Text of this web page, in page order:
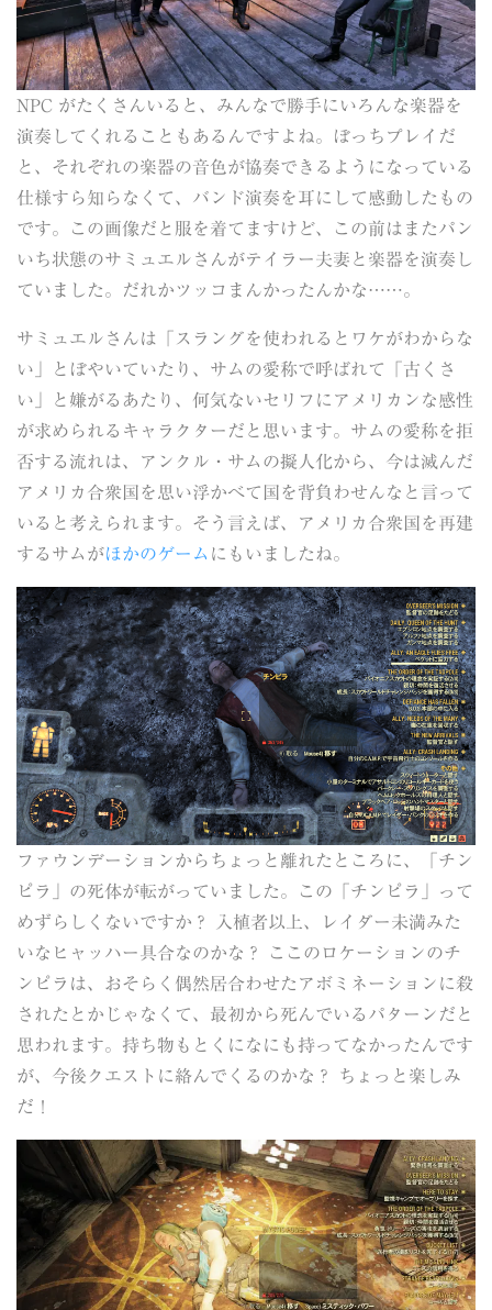
NPC がたくさんいると、みんなで勝手にいろんな楽器を
演奏してくれることもあるんですよね。ぼっちプレイだ
と、それぞれの楽器の音色が協奏できるようになっている
仕様すら知らなくて、バンド演奏を耳にして感動したもの
です。この画像だと服を着てますけど、この前はまたパン
いち状態のサミュエルさんがテイラー夫妻と楽器を演奏し
ていました。だれかツッコまんかったんかな……。
サミュエルさんは「スラングを使われるとワケがわからな
い」とぼやいていたり、サムの愛称で呼ばれて「古くさ
い」と嫌がるあたり、何気ないセリフにアメリカンな感性
が求められるキャラクターだと思います。サムの愛称を拒
否する流れは、アンクル・サムの擬人化から、今は滅んだ
アメリカ合衆国を思い浮かべて国を背負わせんなと言って
いると考えられます。そう言えば、アメリカ合衆国を再建
するサムがほかのゲーム にもいましたね。
ファウンデーションからちょっと離れたところに、「チン
ピラ」の死体が転がっていました。この「チンピラ」って
めずらしくないですか？ 入植者以上、レイダー未満みた
いなヒャッハー具合なのかな？ ここのロケーションのチ
ンピラは、おそらく偶然居合わせたアボミネーションに殺
されたとかじゃなくて、最初から死んでいるパターンだと
思われます。持ち物もとくになにも持ってなかったんです
が、今後クエストに絡んでくるのかな？ ちょっと楽しみ
だ！